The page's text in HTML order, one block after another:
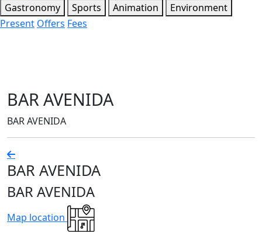
Gastronomy
Sports Animation
Environment
Present Offers Fees
BAR AVENIDA
BAR AVENIDA
BAR AVENIDA
BAR AVENIDA
Map location